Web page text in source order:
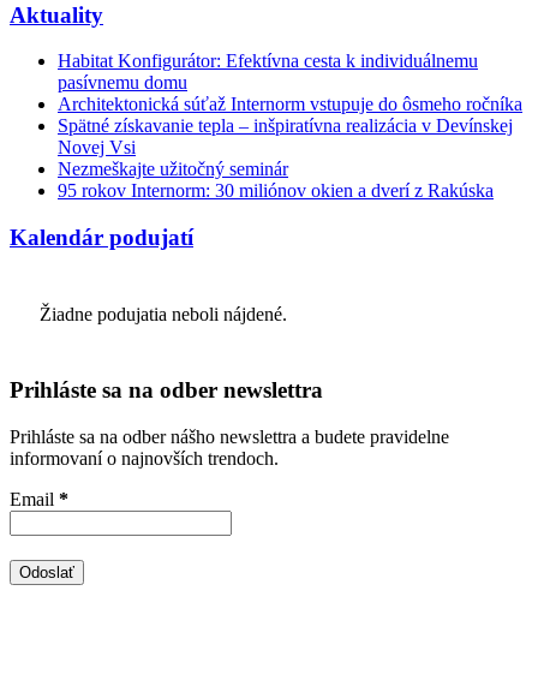
Aktuality
Habitat Konfigurátor: Efektívna cesta k individuálnemu
pasívnemu domu
Architektonická súťaž Internorm vstupuje do ôsmeho ročníka
Spätné získavanie tepla – inšpiratívna realizácia v Devínskej
Novej Vsi
Nezmeškajte užitočný seminár
95 rokov Internorm: 30 miliónov okien a dverí z Rakúska
Kalendár podujatí
Žiadne podujatia neboli nájdené.
Prihláste sa na odber newslettra
Prihláste sa na odber nášho newslettra a budete pravidelne
informovaní o najnovších trendoch.
Email *